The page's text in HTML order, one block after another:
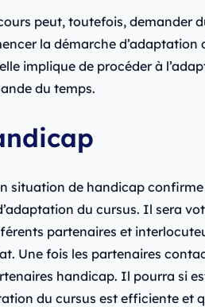
peut, toutefois, demander
la démarche
implique de procéder à
du temps.
situation de handicap
du cursus. Il sera
partenaires et
Une fois les partenaires
handicap. Il pourra si
du cursus est efficiente et